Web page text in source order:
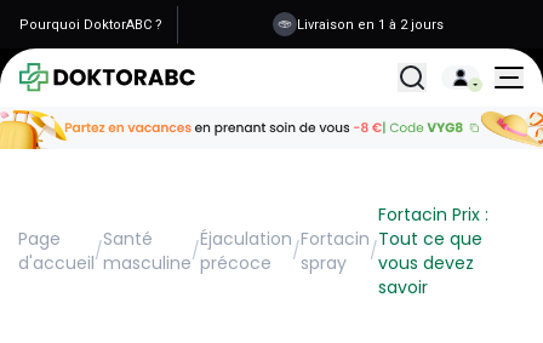
Pourquoi DoktorABC ? Livraison en 1 à 2 jours
Tous les
Page
d'accueil/Santé
masculine/Éjaculation
précoce
/Fortacin
spray
/
Fortacin Prix :
Tout ce que
vous devez
savoir